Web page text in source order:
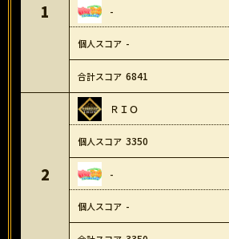
1 -
-
6841
2
ＲＩＯ
3350
-
-